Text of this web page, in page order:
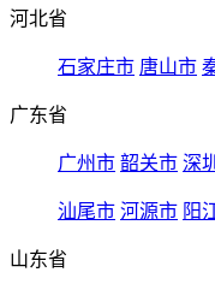
河北省
石家庄市 唐山市
广东省
广州市 韶关市 深
汕尾市 河源市 阳
山东省